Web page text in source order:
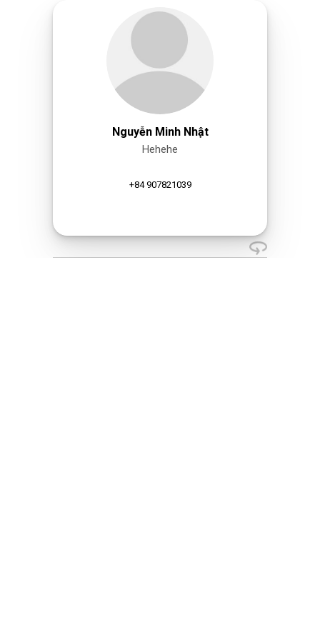
Nguyễn Minh Nhật
Hehehe
+84 907821039